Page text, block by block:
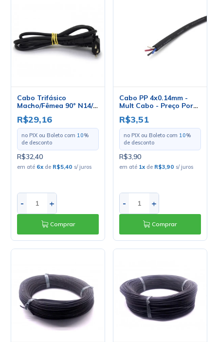
Cabo Trifásico
Macho/Fêmea 90° N14/2
Mult Cabo
R$29,16
no PIX ou Boleto com 10%
de desconto
R$32,40
em até 6x de R$5,40 s/ juros
- +
Comprar
Cabo PP 4x0.14mm -
Mult Cabo - Preço Por
R$3,51
no PIX ou Boleto com 10%
de desconto
R$3,90
em até 1x de R$3,90 s/ juros
- +
Comprar